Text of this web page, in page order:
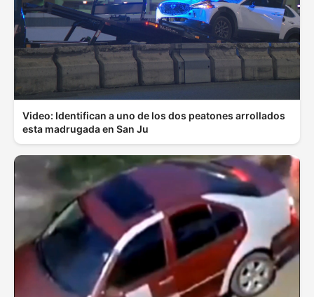
Video: Identifican a uno de los dos peatones arrollados
esta madrugada en San Ju